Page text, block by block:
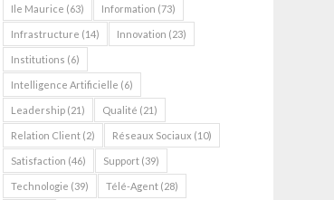
Ile Maurice (63) Information (73)
Infrastructure (14) Innovation (23)
Institutions (6)
Intelligence Artificielle (6)
Leadership (21) Qualité (21)
Relation Client (2) Réseaux Sociaux (10)
Satisfaction (46) Support (39)
Technologie (39) Télé-Agent (28)